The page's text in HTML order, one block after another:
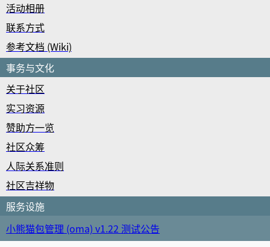
活动相册
联系方式
参考文档 (Wiki)
事务与文化
关于社区
实习资源
赞助方一览
社区众筹
人际关系准则
社区吉祥物
服务设施
小熊猫包管理 (oma) v1.22 测试公告